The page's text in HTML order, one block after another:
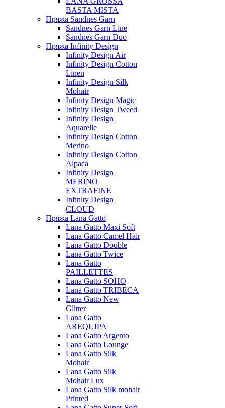
BASTA MISTA
Пряжа Sandnes Garn
Sandnes Garn Line
Sandnes Garn Duo
Пряжа Infinity Design
Infinity Design Air
Infinity Design Cotton
Linen
Infinity Design Silk
Mohair
Infinity Design Magic
Infinity Design Tweed
Infinity Design
Aquarelle
Infinity Design Cotton
Merino
Infinity Design Cotton
Alpaca
Infinity Design
MERINO
EXTRAFINE
Infinity Design
CLOUD
Пряжа Lana Gatto
Lana Gatto Maxi Soft
Lana Gatto Camel Hair
Lana Gatto Double
Lana Gatto Twice
Lana Gatto
PAILLETTES
Lana Gatto SOHO
Lana Gatto TRIBECA
Lana Gatto New
Glitter
Lana Gatto
AREQUIPA
Lana Gatto Argento
Lana Gatto Lounge
Lana Gatto Silk
Mohair
Lana Gatto Silk
Mohair Lux
Lana Gatto Silk mohair
Printed